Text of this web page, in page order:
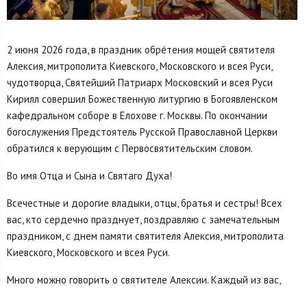
2 июня 2026 года, в праздник обре́тения мощей святителя
Алексия, митрополита Киевского, Московского и всея Руси,
чудотворца, Святейший Патриарх Московский и всея Руси
Кирилл совершил Божественную литургию в Богоявленском
кафедральном соборе в Елохове г. Москвы. По окончании
богослужения Предстоятель Русской Православной Церкви
обратился к верующим с Первосвятительским словом.
Во имя Отца и Сына и Святаго Духа!
Всечестные и дорогие владыки, отцы, братья и сестры! Всех
вас, кто сердечно празднует, поздравляю с замечательным
праздником, с днем памяти святителя Алексия, митрополита
Киевского, Московского и всея Руси.
Много можно говорить о святителе Алексии. Каждый из вас,